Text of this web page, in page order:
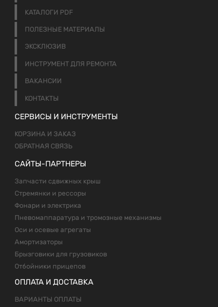
КАТАЛОГИ PDF
ПОЛЕЗНЫЕ МАТЕРИАЛЫ
ЭКСКЛЮЗИВ
ИНСТРУМЕНТ ДЛЯ РЕМОНТА
ВАКАНСИИ
КОНТАКТЫ
СЕРВИСЫ И ИНСТРУМЕНТЫ
КОРЗИНА И ЗАКАЗ
ОБРАТНАЯ СВЯЗЬ
САЙТЫ-ПАРТНЕРЫ
Запчасти сдвижных крыш
Стремянки и рессоры
Фонари и электрика
Пневомаппаратура и тромозные механизмы
Оси и осевые агрегаты
Амортизаторы
Брызговики для грузовиков
Отбойники прицепов
ОПЛАТА И ДОСТАВКА
ВАРИАНТЫ ОПЛАТЫ